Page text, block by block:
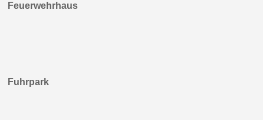
Feuerwehrhaus
Fuhrpark